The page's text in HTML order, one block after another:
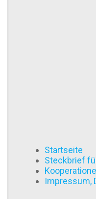
Startseite
Steckbrief
Impressum,